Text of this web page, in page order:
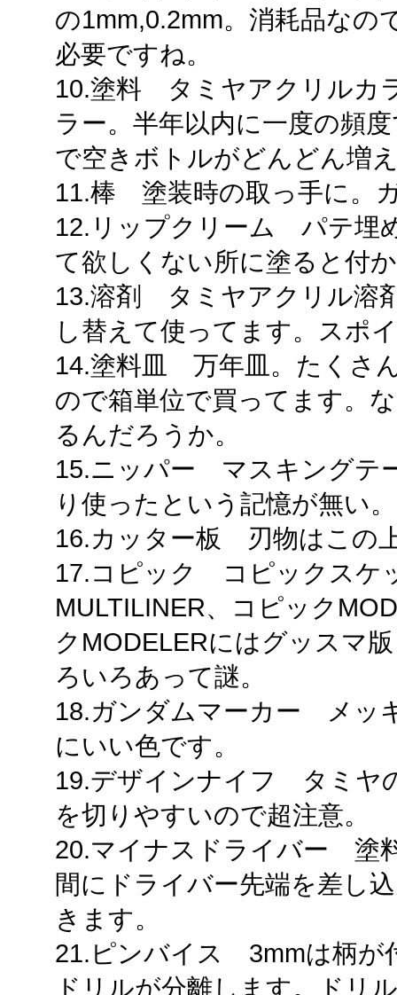
の1mm,0.2mm。消耗品なの
必要ですね。
10.塗料 タミヤアクリルカ
ラー。半年以内に一度の頻
で空きボトルがどんどん増
11.棒 塗装時の取っ手に。
12.リップクリーム パテ埋
て欲しくない所に塗ると付
13.溶剤 タミヤアクリル溶
し替えて使ってます。スポ
14.塗料皿 万年皿。たくさ
ので箱単位で買ってます。
るんだろうか。
15.ニッパー マスキングテ
り使ったという記憶が無い。
16.カッター板 刃物はこの
17.コピック コピックスケ
MULTILINER、コピック
クMODELERにはグッスマ
ろいろあって謎。
18.ガンダムマーカー メッ
にいい色です。
19.デザインナイフ タミヤ
を切りやすいので超注意。
20.マイナスドライバー 塗
間にドライバー先端を差し
きます。
21.ピンバイス 3mmは柄が
ドリルが分離します。ドリ